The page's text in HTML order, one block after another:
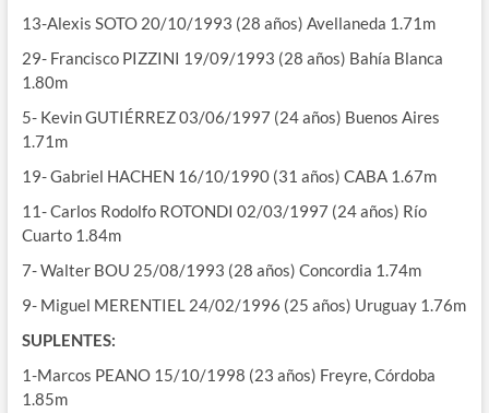
13-Alexis SOTO 20/10/1993 (28 años) Avellaneda 1.71m
29- Francisco PIZZINI 19/09/1993 (28 años) Bahía Blanca
1.80m
5- Kevin GUTIÉRREZ 03/06/1997 (24 años) Buenos Aires
1.71m
19- Gabriel HACHEN 16/10/1990 (31 años) CABA 1.67m
11- Carlos Rodolfo ROTONDI 02/03/1997 (24 años) Río
Cuarto 1.84m
7- Walter BOU 25/08/1993 (28 años) Concordia 1.74m
9- Miguel MERENTIEL 24/02/1996 (25 años) Uruguay 1.76m
SUPLENTES:
1-Marcos PEANO 15/10/1998 (23 años) Freyre, Córdoba
1.85m